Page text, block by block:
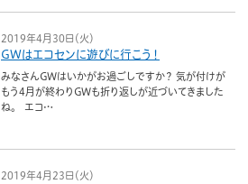
2019年4月30日（火）
GWはエコセンに遊びに行こう！
みなさんGWはいかがお過ごしですか？ 気が付けが
もう4月が終わりGWも折り返しが近づいてきました
ね。 エコ…
2019年4月23日（火）